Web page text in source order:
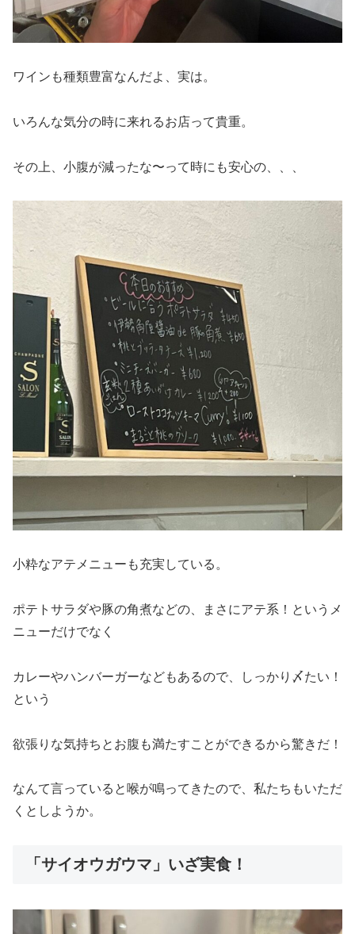
ワインも種類豊富なんだよ、実は。
いろんな気分の時に来れるお店って貴重。
その上、小腹が減ったな〜って時にも安心の、、、
小粋なアテメニューも充実している。
ポテトサラダや豚の角煮などの、まさにアテ系！というメ
ニューだけでなく
カレーやハンバーガーなどもあるので、しっかり〆たい！
という
欲張りな気持ちとお腹も満たすことができるから驚きだ！
なんて言っていると喉が鳴ってきたので、私たちもいただ
くとしようか。
「サイオウガウマ」いざ実食！